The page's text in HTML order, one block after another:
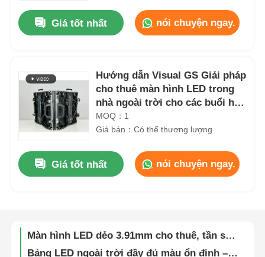
Trang chủ
Video
Về Chúng Tôi
Giá tốt nhất nói chuyện ngay.
Hướng dẫn Visual GS Giải pháp
cho thuê màn hình LED trong
nhà ngoài trời cho các buổi hòa
nhạc
MOQ：1
Giá bán：Có thể thương lượng
Giá tốt nhất nói chuyện ngay.
Bảng hiển thị kỹ thuật số LED màu đầy đủ dự phòng Độ sáng cao P2.9 7680Hz